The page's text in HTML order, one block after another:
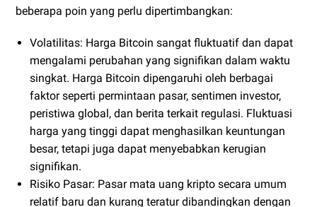
beberapa poin yang perlu dipertimbangkan:
Volatilitas: Harga Bitcoin sangat fluktuatif dan dapat
mengalami perubahan yang signifikan dalam waktu
singkat. Harga Bitcoin dipengaruhi oleh berbagai
faktor seperti permintaan pasar, sentimen investor,
peristiwa global, dan berita terkait regulasi. Fluktuasi
harga yang tinggi dapat menghasilkan keuntungan
besar, tetapi juga dapat menyebabkan kerugian
signifikan.
Risiko Pasar: Pasar mata uang kripto secara umum
relatif baru dan kurang teratur dibandingkan dengan